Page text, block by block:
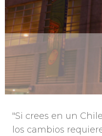
"Si crees en un
los cambios